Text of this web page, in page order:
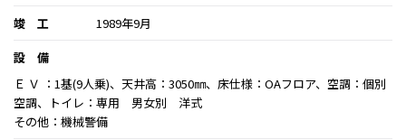
竣 工
1989年9月
設 備
Ｅ Ｖ ：1基(9人乗)、天井高：3050㎜、床仕様：OAフロア、空調：個別
空調、トイレ：専用 男女別 洋式
その他：機械警備